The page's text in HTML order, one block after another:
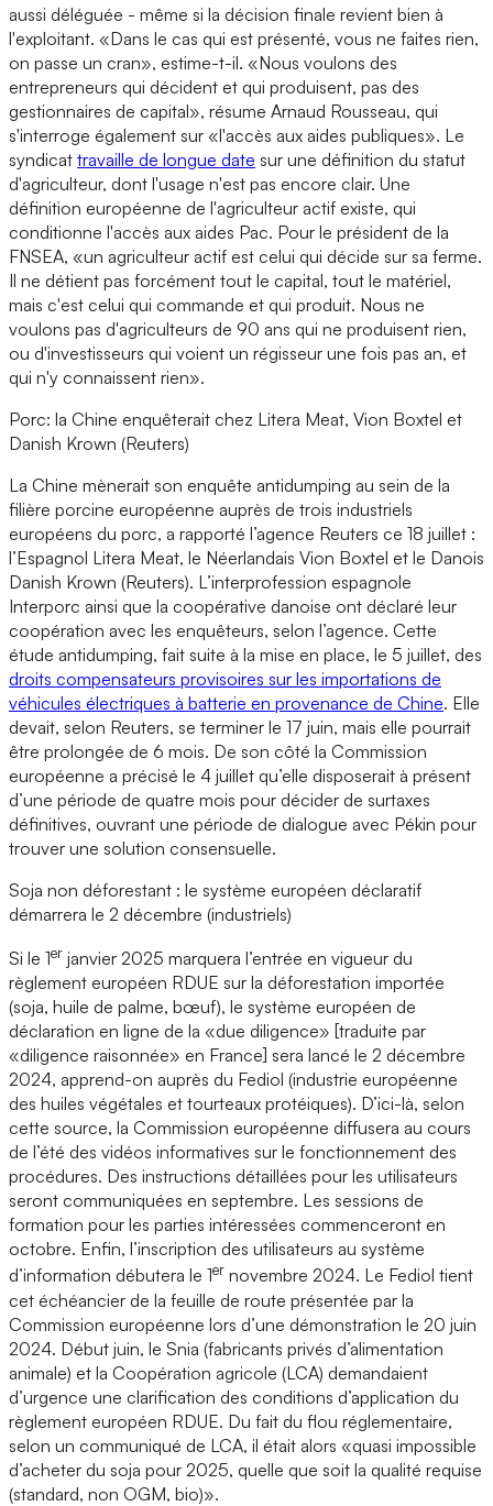
aussi déléguée - même si la décision finale revient bien à
l'exploitant. «Dans le cas qui est présenté, vous ne faites rien,
on passe un cran», estime-t-il. «Nous voulons des
entrepreneurs qui décident et qui produisent, pas des
gestionnaires de capital», résume Arnaud Rousseau, qui
s'interroge également sur «l'accès aux aides publiques». Le
syndicat travaille de longue date sur une définition du statut
d'agriculteur, dont l'usage n'est pas encore clair. Une
définition européenne de l'agriculteur actif existe, qui
conditionne l'accès aux aides Pac. Pour le président de la
FNSEA, «un agriculteur actif est celui qui décide sur sa ferme.
Il ne détient pas forcément tout le capital, tout le matériel,
mais c'est celui qui commande et qui produit. Nous ne
voulons pas d'agriculteurs de 90 ans qui ne produisent rien,
ou d'investisseurs qui voient un régisseur une fois pas an, et
qui n'y connaissent rien».
Porc: la Chine enquêterait chez Litera Meat, Vion Boxtel et
Danish Krown (Reuters)
La Chine mènerait son enquête antidumping au sein de la
filière porcine européenne auprès de trois industriels
européens du porc, a rapporté l’agence Reuters ce 18 juillet :
l’Espagnol Litera Meat, le Néerlandais Vion Boxtel et le Danois
Danish Krown (Reuters). L’interprofession espagnole
Interporc ainsi que la coopérative danoise ont déclaré leur
coopération avec les enquêteurs, selon l’agence. Cette
étude antidumping, fait suite à la mise en place, le 5 juillet, des
droits compensateurs provisoires sur les importations de
véhicules électriques à batterie en provenance de Chine. Elle
devait, selon Reuters, se terminer le 17 juin, mais elle pourrait
être prolongée de 6 mois. De son côté la Commission
européenne a précisé le 4 juillet qu’elle disposerait à présent
d’une période de quatre mois pour décider de surtaxes
définitives, ouvrant une période de dialogue avec Pékin pour
trouver une solution consensuelle.
Soja non déforestant : le système européen déclaratif
démarrera le 2 décembre (industriels)
Si le 1er janvier 2025 marquera l’entrée en vigueur du
règlement européen RDUE sur la déforestation importée
(soja, huile de palme, bœuf), le système européen de
déclaration en ligne de la «due diligence» [traduite par
«diligence raisonnée» en France] sera lancé le 2 décembre
2024, apprend-on auprès du Fediol (industrie européenne
des huiles végétales et tourteaux protéiques). D’ici-là, selon
cette source, la Commission européenne diffusera au cours
de l’été des vidéos informatives sur le fonctionnement des
procédures. Des instructions détaillées pour les utilisateurs
seront communiquées en septembre. Les sessions de
formation pour les parties intéressées commenceront en
octobre. Enfin, l’inscription des utilisateurs au système
d’information débutera le 1er novembre 2024. Le Fediol tient
cet échéancier de la feuille de route présentée par la
Commission européenne lors d’une démonstration le 20 juin
2024. Début juin, le Snia (fabricants privés d’alimentation
animale) et la Coopération agricole (LCA) demandaient
d’urgence une clarification des conditions d’application du
règlement européen RDUE. Du fait du flou réglementaire,
selon un communiqué de LCA, il était alors «quasi impossible
d’acheter du soja pour 2025, quelle que soit la qualité requise
(standard, non OGM, bio)».